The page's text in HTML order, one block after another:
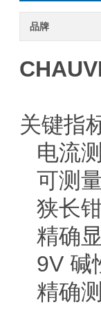
品牌
关键指
电流
可测
狭长
精确
9V 碱
精确